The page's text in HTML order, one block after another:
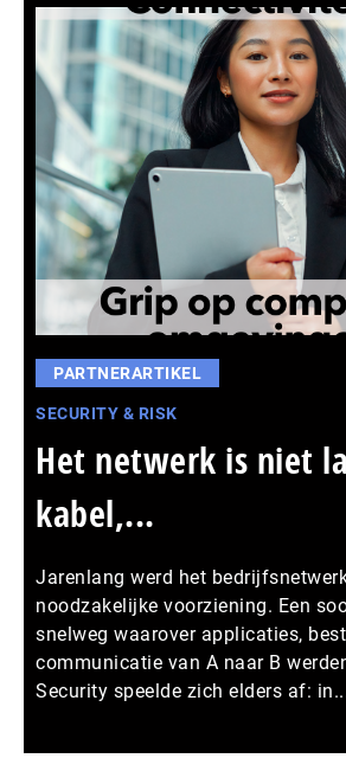
PARTNERARTIKEL
SECURITY & RISK
Het netwerk is niet
kabel,...
Jarenlang werd het
noodzakelijke voorziening. Een
snelweg waarover applicaties,
communicatie van A naar B
Security speelde zich elders af: